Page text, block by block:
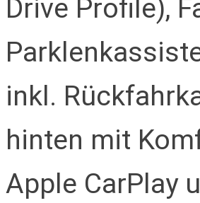
Drive Profile),
inkl.
hinten mit
Apple CarPlay